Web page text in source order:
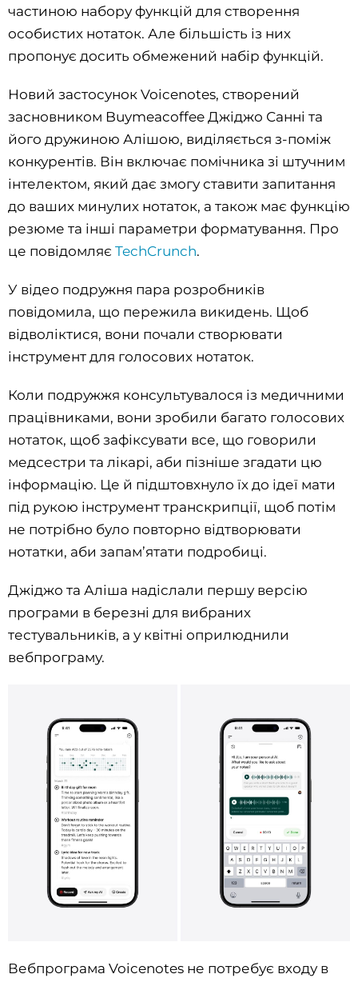
частиною набору функцій для створення
особистих нотаток. Але більшість із них
пропонує досить обмежений набір функцій.
Новий застосунок Voicenotes, створений
засновником Buymeacoffee Джіджо Санні та
його дружиною Алішою, виділяється з-поміж
конкурентів. Він включає помічника зі штучним
інтелектом, який дає змогу ставити запитання
до ваших минулих нотаток, а також має функцію
резюме та інші параметри форматування. Про
це повідомляє TechCrunch.
У відео подружня пара розробників
повідомила, що пережила викидень. Щоб
відволіктися, вони почали створювати
інструмент для голосових нотаток.
Коли подружжя консультувалося із медичними
працівниками, вони зробили багато голосових
нотаток, щоб зафіксувати все, що говорили
медсестри та лікарі, аби пізніше згадати цю
інформацію. Це й підштовхнуло їх до ідеї мати
під рукою інструмент транскрипції, щоб потім
не потрібно було повторно відтворювати
нотатки, аби запам’ятати подробиці.
Джіджо та Аліша надіслали першу версію
програми в березні для вибраних
тестувальників, а у квітні оприлюднили
вебпрограму.
Вебпрограма Voicenotes не потребує входу в